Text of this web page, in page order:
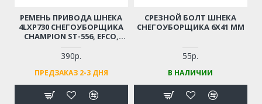
РЕМЕНЬ ПРИВОДА ШНЕКА
4LXP730 СНЕГОУБОРЩИКА
CHAMPION ST-556, EFCO,
ELITECH (СМ. ОПИСАНИЕ)
390р.
ПРЕДЗАКАЗ 2-3 ДНЯ
СРЕЗНОЙ БОЛТ ШНЕКА
СНЕГОУБОРЩИКА 6X41 ММ
55р.
В НАЛИЧИИ